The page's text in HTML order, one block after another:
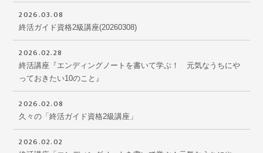
2026.03.08
終活ガイド資格2級講座(20260308)
2026.02.28
終活講座『エンディングノートを書いて学ぶ！ 元気なうちにや
っておきたい10のこと』
2026.02.08
久々の「終活ガイド資格2級講座」
2026.02.02